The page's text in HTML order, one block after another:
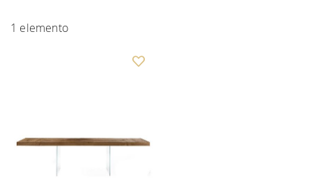
1 elemento